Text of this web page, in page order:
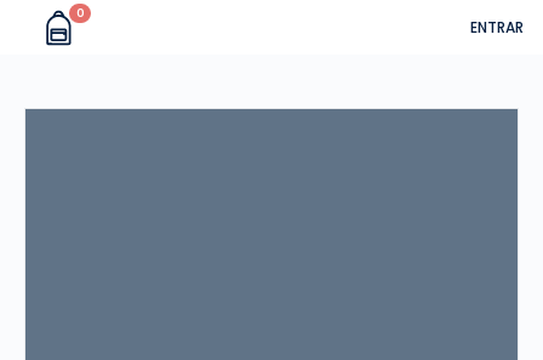
0
ENTRAR